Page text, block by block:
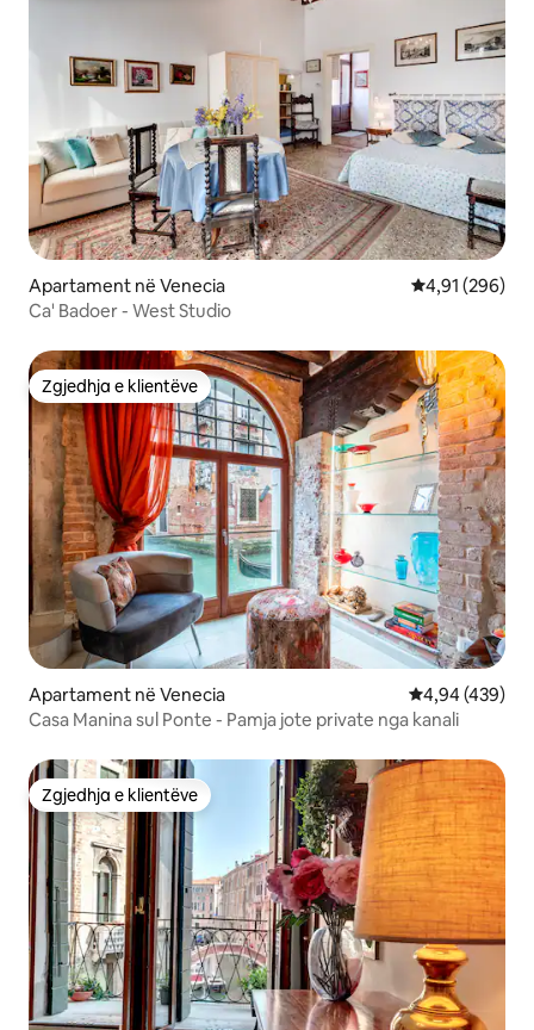
Apartament në Venecia Vlerësimi
4,91 (296)
Ca' Badoer - West Studio
Zgjedhja e klientëve
Zgjedhja e klientëve
Apartament në Venecia Vlerësimi
4,94 (439)
Casa Manina sul Ponte - Pamja jote private nga kanali
Zgjedhja e klientëve
Zgjedhja e klientëve